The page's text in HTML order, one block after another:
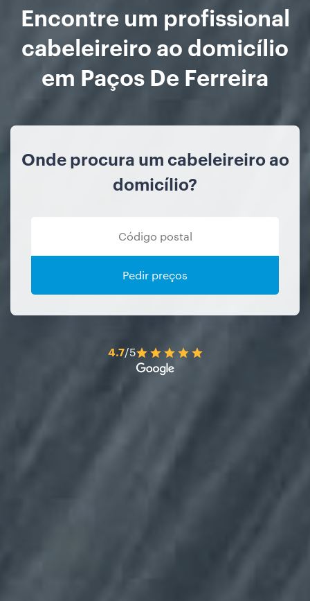
Encontre um profissional
cabeleireiro ao domicílio
em Paços De Ferreira
Onde procura um cabeleireiro ao
domicílio?
Pedir preços
4.7/5